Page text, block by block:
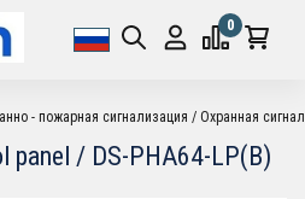
0
- пожарная сигнализация Охранная
panel / DS-PHA64-LP(B)